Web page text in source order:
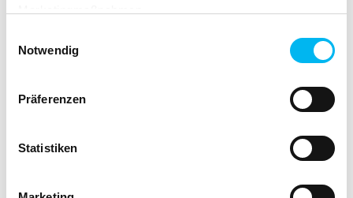
werden. Einige dieser Anbieter haben ihren Sitz
außerhalb des Europäischen Wirtschaftsraums (z. B. in
den USA). In diesen Fällen sorgen wir durch geeignete
Garantien für einen angemessenen Schutz deiner Daten.
Datenschutzerklärung
. Du kannst deine Einwilligung
jederzeit widerrufen. Nutze dafür den Button, den du am
Notwendig
Präferenzen
Statistiken